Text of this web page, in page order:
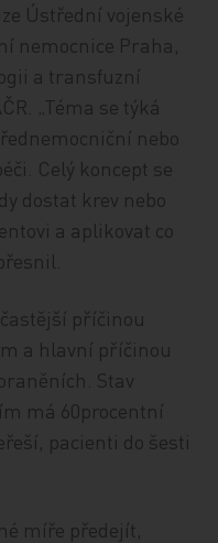
Ústřední vojenské
nemocnice Praha,
a transfuzní
„Téma se týká
nebo
Celý koncept se
dostat krev nebo
a aplikovat co
příčinou
a hlavní příčinou
Stav
má 60procentní
pacienti do šesti
míře předejít,